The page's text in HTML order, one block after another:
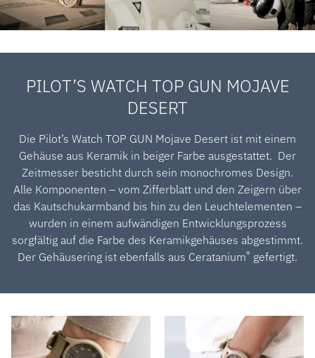
PILOT’S WATCH TOP GUN MOJAVE
DESERT
Die Pilot’s Watch TOP GUN Mojave Desert ist mit einem
Gehäuse aus Keramik in beiger Farbe ausgestattet. Der
Zeitmesser besticht durch sein monochromes Design.
Alle Komponenten – vom Zifferblatt und den Zeigern über
das Kautschukarmband bis hin zu den Leuchtelementen –
wurden in einem aufwändigen Entwicklungsprozess
sorgfältig auf die Farbe des Keramikgehäuses abgestimmt.
Der Gehäusering ist ebenfalls aus Ceratanium® gefertigt.